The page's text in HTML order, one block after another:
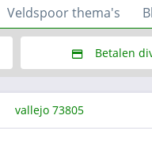
Veldspoor thema's
Betalen
vallejo 73805